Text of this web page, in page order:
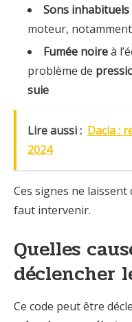
Sons inhabituels
moteur,
Fumée noireà
problème de
suie
Lire aussi : Dacia :
2024
Ces signes ne laissent
faut intervenir.
Quelles
déclencher
Ce code peut être